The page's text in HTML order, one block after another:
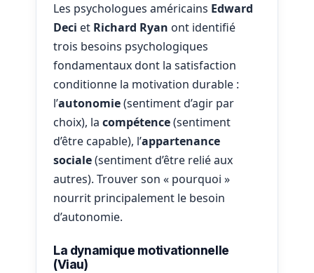
Les psychologues américains Edward
Deci et Richard Ryan ont identifié
trois besoins psychologiques
fondamentaux dont la satisfaction
conditionne la motivation durable :
l’autonomie(sentiment d’agir par
choix), la compétence(sentiment
d’être capable), l’appartenance
sociale(sentiment d’être relié aux
autres). Trouver son « pourquoi »
nourrit principalement le besoin
d’autonomie.
La dynamique motivationnelle
(Viau)